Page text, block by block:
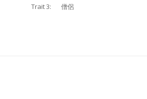
Trait 3:
僧侶